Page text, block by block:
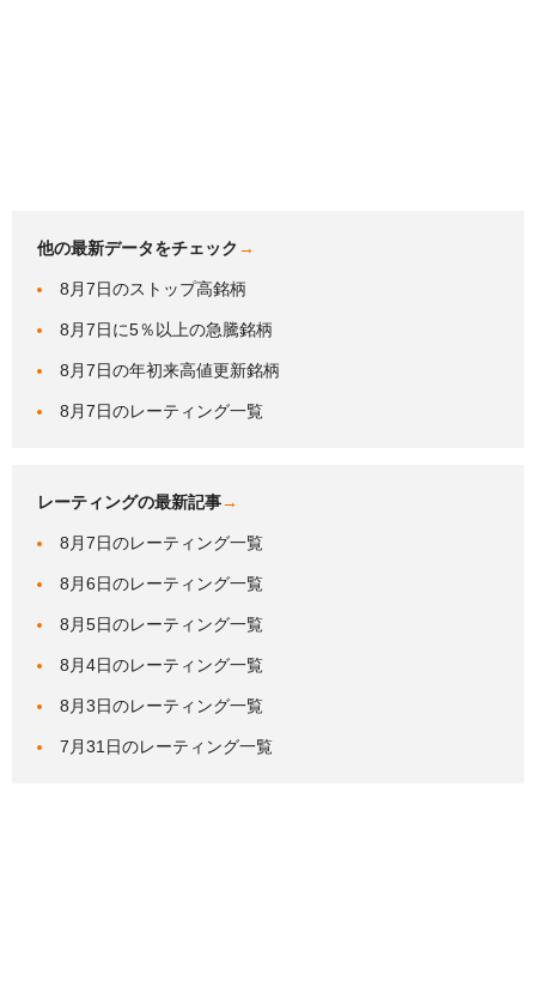
他の最新データをチェック →
8月7日のストップ高銘柄
8月7日に5％以上の急騰銘柄
8月7日の年初来高値更新銘柄
8月7日のレーティング一覧
レーティングの最新記事→
8月7日のレーティング一覧
8月6日のレーティング一覧
8月5日のレーティング一覧
8月4日のレーティング一覧
8月3日のレーティング一覧
7月31日のレーティング一覧